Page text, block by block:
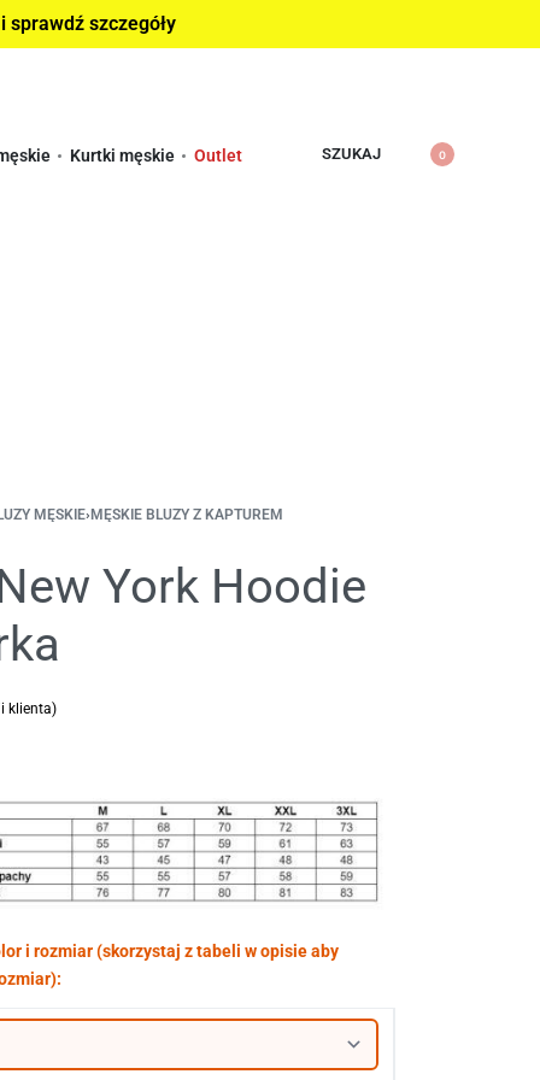
szczegóły
Kurtki męskie Outlet SZUKAJ 0
MĘSKIE› MĘSKIE BLUZY Z KAPTUREM
York Hoodie
klienta)